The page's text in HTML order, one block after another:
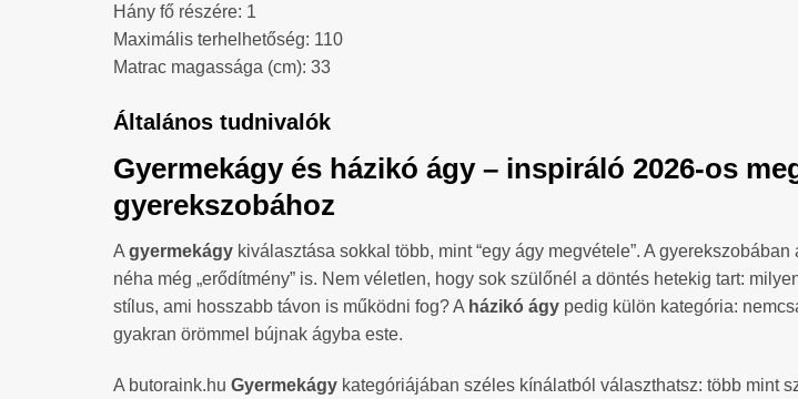
Hány fő részére: 1
Maximális terhelhetőség: 110
Matrac magassága (cm): 33
Általános tudnivalók
Gyermekágy és házikó ágy – inspiráló 2026-os
gyerekszobához
A gyermekágy kiválasztása sokkal több, mint “egy ágy megvétele”. A
néha még „erődítmény” is. Nem véletlen, hogy sok szülőnél a döntés hetekig tart:
stílus, ami hosszabb távon is működni fog? A házikó ágy pedig külön kategória:
gyakran örömmel bújnak ágyba este.
A butoraink.hu Gyermekágy kategóriájában széles kínálatból választhatsz: több mint